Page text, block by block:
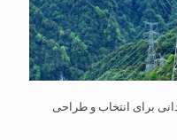
برای انتخاب و طراحی